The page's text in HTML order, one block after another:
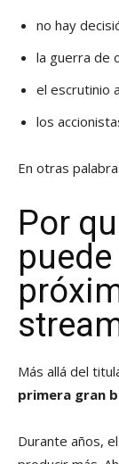
no hay
la guerra de
el escrutinio
los
En otras
Por
Más allá del
primera gran
Durante años,